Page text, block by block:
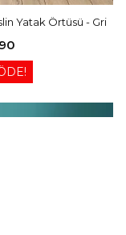
Yatak Örtüsü - Gri